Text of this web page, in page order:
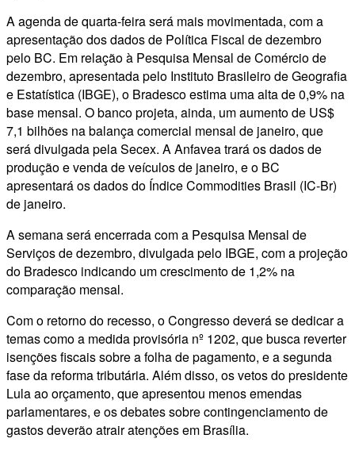
A agenda de quarta-feira será mais movimentada, com a
apresentação dos dados de Política Fiscal de dezembro
pelo BC. Em relação à Pesquisa Mensal de Comércio de
dezembro, apresentada pelo Instituto Brasileiro de Geografia
e Estatística (IBGE), o Bradesco estima uma alta de 0,9% na
base mensal. O banco projeta, ainda, um aumento de US$
7,1 bilhões na balança comercial mensal de janeiro, que
será divulgada pela Secex. A Anfavea trará os dados de
produção e venda de veículos de janeiro, e o BC
apresentará os dados do Índice Commodities Brasil (IC-Br)
de janeiro.
A semana será encerrada com a Pesquisa Mensal de
Serviços de dezembro, divulgada pelo IBGE, com a projeção
do Bradesco indicando um crescimento de 1,2% na
comparação mensal.
Com o retorno do recesso, o Congresso deverá se dedicar a
temas como a medida provisória nº 1202, que busca reverter
isenções fiscais sobre a folha de pagamento, e a segunda
fase da reforma tributária. Além disso, os vetos do presidente
Lula ao orçamento, que apresentou menos emendas
parlamentares, e os debates sobre contingenciamento de
gastos deverão atrair atenções em Brasília.